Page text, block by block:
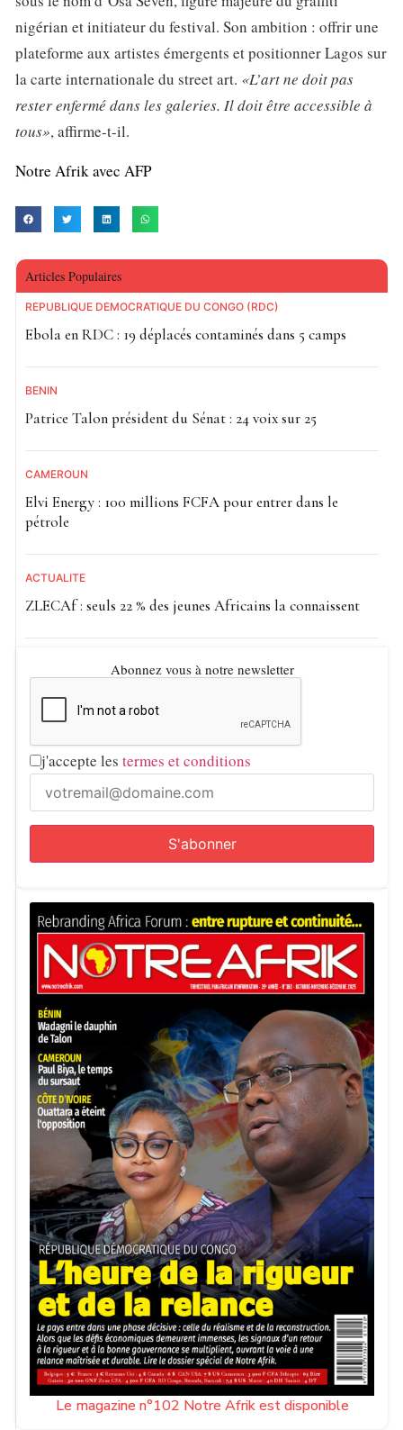
nigérian et initiateur du festival. Son ambition : offrir une
plateforme aux artistes émergents et positionner Lagos sur
la carte internationale du street art. «L’art ne doit pas
rester enfermé dans les galeries. Il doit être accessible à
tous», affirme-t-il.
Notre Afrik avec AFP
Articles Populaires
RÉPUBLIQUE DÉMOCRATIQUE DU CONGO (RDC)
Ebola en RDC : 19 déplacés contaminés dans 5 camps
BÉNIN
Patrice Talon président du Sénat : 24 voix sur 25
CAMEROUN
Elvi Energy : 100 millions FCFA pour entrer dans le
pétrole
ACTUALITE
ZLECAf : seuls 22 % des jeunes Africains la connaissent
Abonnez vous à notre newsletter
j'accepte les termes et conditions
Le magazine n°102 Notre Afrik est disponible